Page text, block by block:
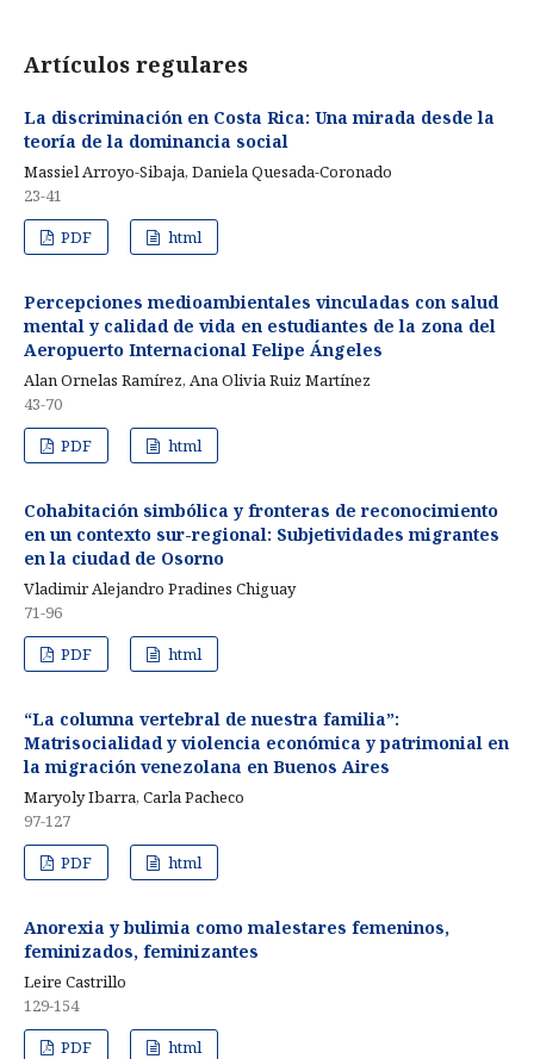
Artículos regulares
La discriminación en Costa Rica: Una mirada desde la
teoría de la dominancia social
Massiel Arroyo-Sibaja, Daniela Quesada-Coronado
23-41
PDF
html
Percepciones medioambientales vinculadas con salud
mental y calidad de vida en estudiantes de la zona del
Aeropuerto Internacional Felipe Ángeles
Alan Ornelas Ramírez, Ana Olivia Ruiz Martínez
43-70
PDF
html
Cohabitación simbólica y fronteras de reconocimiento
en un contexto sur-regional: Subjetividades migrantes
en la ciudad de Osorno
Vladimir Alejandro Pradines Chiguay
71-96
PDF
html
“La columna vertebral de nuestra familia”:
Matrisocialidad y violencia económica y patrimonial en
la migración venezolana en Buenos Aires
Maryoly Ibarra, Carla Pacheco
97-127
PDF
html
Anorexia y bulimia como malestares femeninos,
feminizados, feminizantes
Leire Castrillo
129-154
PDF
html